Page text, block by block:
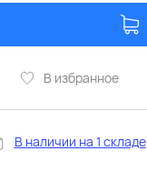
В избранное
В наличии на 1 складе